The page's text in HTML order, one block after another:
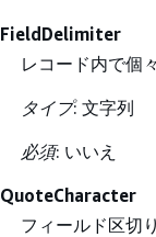
FieldDelimiter
レコード内で個
タイプ: 文字列
必須: いいえ
QuoteCharacter
フィールド区切